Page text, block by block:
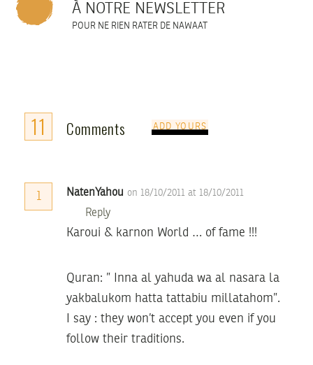
À NOTRE NEWSLETTER
POUR NE RIEN RATER DE NAWAAT
11 Comments ADD YOURS
1 NatenYahou on 18/10/2011 at 18/10/2011
Reply
Karoui & karnon World … of fame !!!
Quran: ” Inna al yahuda wa al nasara la
yakbalukom hatta tattabiu millatahom”.
I say : they won’t accept you even if you
follow their traditions.